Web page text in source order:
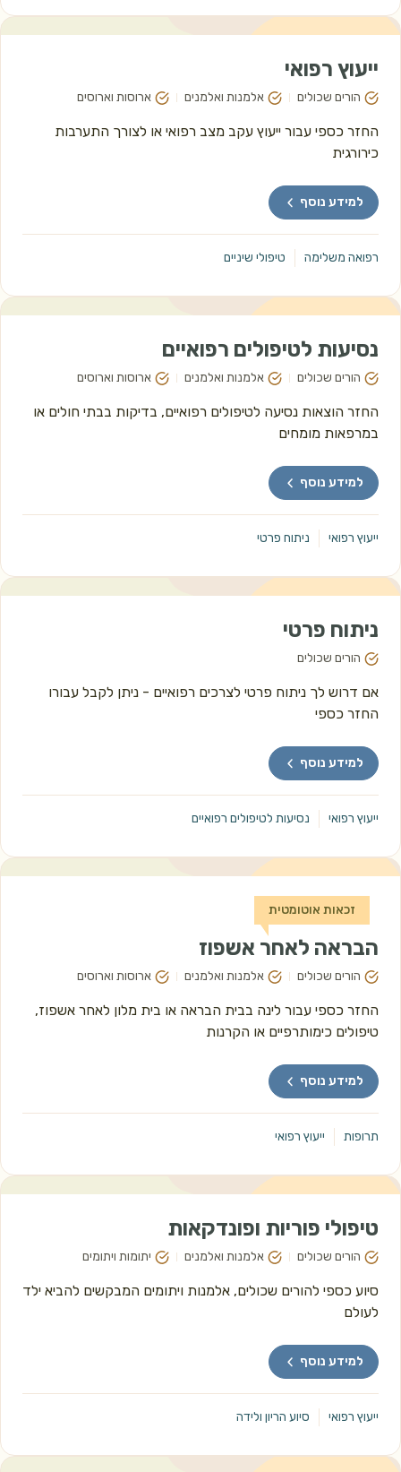
ייעוץ רפואי
הורים שכולים אלמנות ואלמנים ארוסות וארוסים
כירורגית
למידע נוסף
רפואה משלימה טיפולי שיניים
נסיעות לטיפולים רפואיים
הורים שכולים אלמנות ואלמנים ארוסות וארוסים
במרפאות מומחים
למידע נוסף
ייעוץ רפואי ניתוח פרטי
ניתוח פרטי
הורים שכולים
החזר כספי
למידע נוסף
ייעוץ רפואי נסיעות לטיפולים רפואיים
זכאות אוטומטית
הבראה לאחר אשפוז
הורים שכולים אלמנות ואלמנים ארוסות וארוסים
טיפולים כימותרפיים או הקרנות
למידע נוסף
תרופות ייעוץ רפואי
טיפולי פוריות ופונדקאות
הורים שכולים אלמנות ואלמנים יתומות ויתומים
לעולם
למידע נוסף
ייעוץ רפואי סיוע הריון ולידה